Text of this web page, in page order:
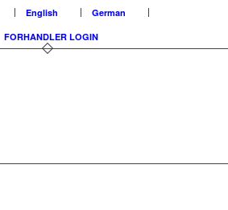
English
German
FORHANDLER LOGIN